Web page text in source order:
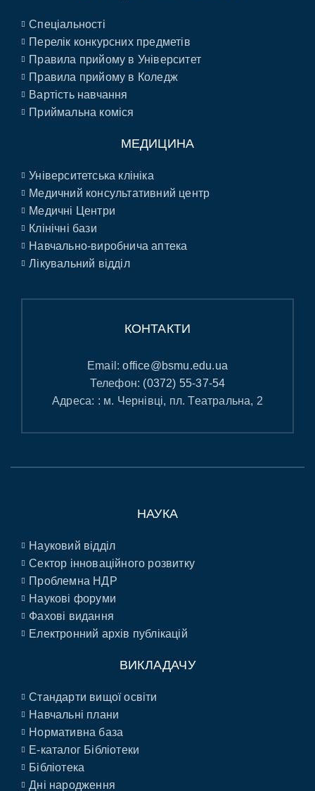
Спеціальності
Перелік конкурсних предметів
Правила прийому в Університет
Правила прийому в Коледж
Вартість навчання
Приймальна коміся
МЕДИЦИНА
Університетська клініка
Медичний консультативний центр
Медичні Центри
Клінічні бази
Навчально-виробнича аптека
Лікувальний відділ
КОНТАКТИ
Email:office@bsmu.edu.ua
Телефон: (0372) 55-37-54
Адреса: : м. Чернівці, пл. Театральна, 2
НАУКА
Науковий відділ
Сектор інноваційного розвитку
Проблемна НДР
Наукові форуми
Фахові видання
Електронний архів публікацій
ВИКЛАДАЧУ
Стандарти вищої освіти
Навчальні плани
Нормативна база
E-каталог Бібліотеки
Бібліотека
Дні народження